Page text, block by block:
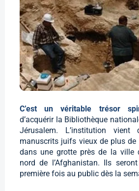
C’est un véritable trésor
d’acquérir la Bibliothèque
Jérusalem. L’institution vient
manuscrits juifs vieux de plus de
dans une grotte près de la ville
nord de l’Afghanistan. Ils
première fois au public dès la